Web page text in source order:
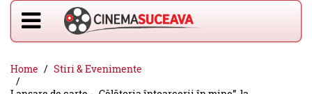
Home
Stiri & Evenimente